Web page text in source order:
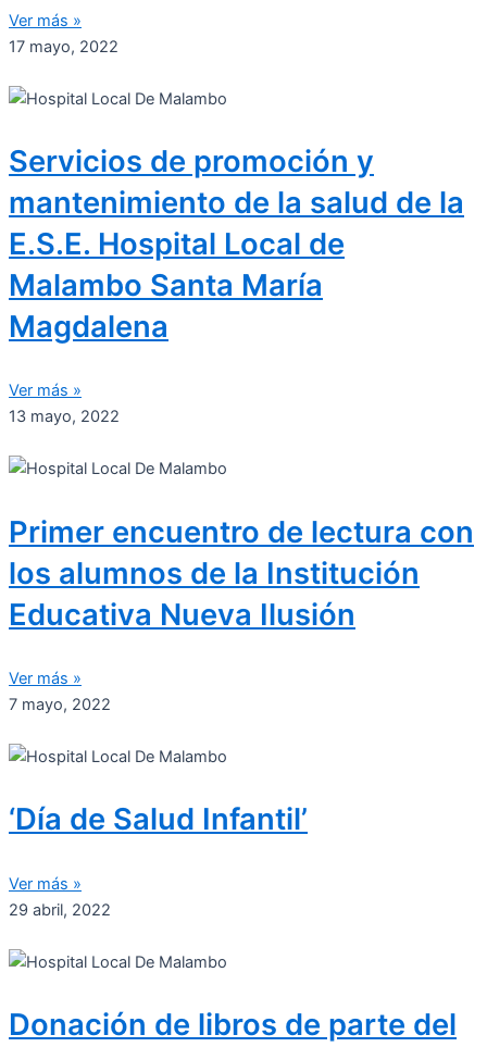
Ver más »
17 mayo, 2022
Servicios de promoción y
mantenimiento de la salud de la
E.S.E. Hospital Local de
Malambo Santa María
Magdalena
Ver más »
13 mayo, 2022
Primer encuentro de lectura con
los alumnos de la Institución
Educativa Nueva Ilusión
Ver más »
7 mayo, 2022
‘Día de Salud Infantil’
Ver más »
29 abril, 2022
Donación de libros de parte del